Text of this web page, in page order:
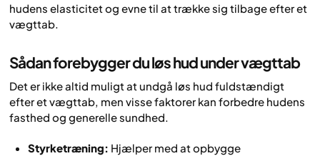
hudens elasticitet og evne til at trække sig tilbage efter et
vægttab.
Sådan forebygger du løs hud under vægttab
Det er ikke altid muligt at undgå løs hud fuldstændigt
efter et vægttab, men visse faktorer kan forbedre hudens
fasthed og generelle sundhed.
Styrketræning: Hjælper med at opbygge